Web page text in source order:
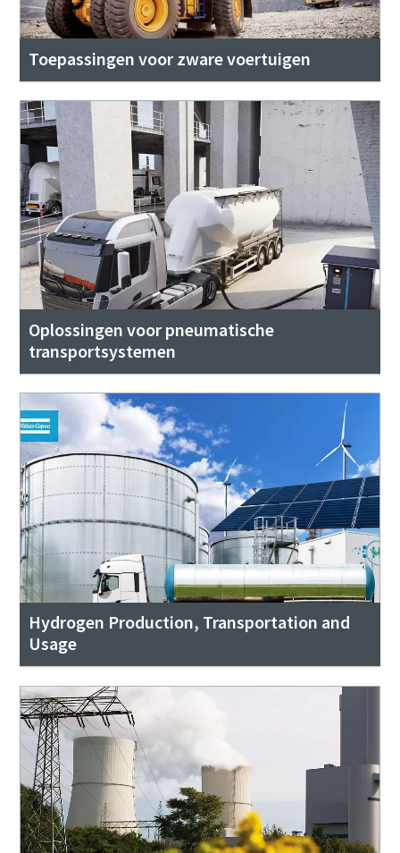
Toepassingen voor zware voertuigen
Oplossingen voor pneumatische
transportsystemen
Hydrogen Production, Transportation and
Usage